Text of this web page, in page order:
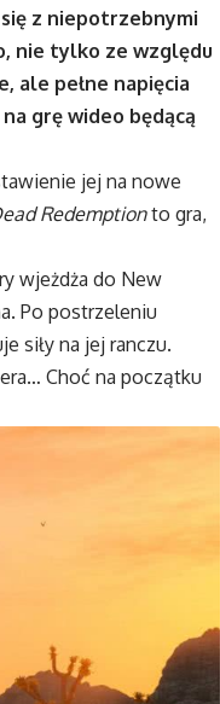
z niepotrzebnymi
nie tylko ze względu
ale pełne napięcia
grę wideo będącą
jej na nowe
Redemptionto gra,
wjeżdża do New
Po postrzeleniu
siły na jej ranczu.
Choć na początku